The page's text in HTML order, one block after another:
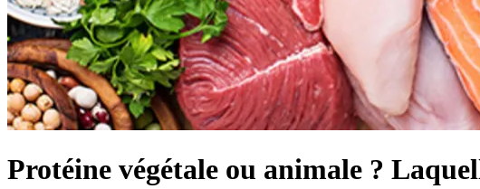
Protéine végétale ou animale ?